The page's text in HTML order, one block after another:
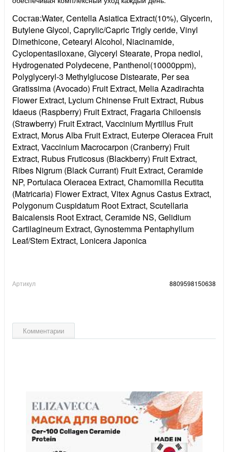
Состав:Water, Centella Asiatica Extract(10%), Glycerin,
Butylene Glycol, Caprylic/Capric Trigly ceride, Vinyl
Dimethicone, Cetearyl Alcohol, Niacinamide,
Cyclopentasiloxane, Glyceryl Stearate, Propa nediol,
Hydrogenated Polydecene, Panthenol(10000ppm),
Polyglyceryl-3 Methylglucose Distearate, Per sea
Gratissima (Avocado) Fruit Extract, Melia Azadirachta
Flower Extract, Lycium Chinense Fruit Extract, Rubus
Idaeus (Raspberry) Fruit Extract, Fragaria Chiloensis
(Strawberry) Fruit Extract, Vaccinium Myrtillus Fruit
Extract, Morus Alba Fruit Extract, Euterpe Oleracea Fruit
Extract, Vaccinium Macrocarpon (Cranberry) Fruit
Extract, Rubus Fruticosus (Blackberry) Fruit Extract,
Ribes Nigrum (Black Currant) Fruit Extract, Ceramide
NP, Portulaca Oleracea Extract, Chamomilla Recutita
(Matricaria) Flower Extract, Vitex Agnus Castus Extract,
Polygonum Cuspidatum Root Extract, Scutellaria
Baicalensis Root Extract, Ceramide NS, Gelidium
Cartilagineum Extract, Gynostemma Pentaphyllum
Leaf/Stem Extract, Lonicera Japonica
Артикул 8809598150638
Комментарии